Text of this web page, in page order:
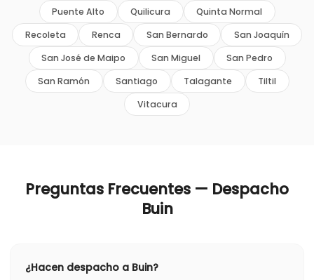
Puente Alto Quilicura
Quinta Normal
Recoleta
Renca San Bernardo
San Joaquín
San José de Maipo
San Miguel
San Pedro
San Ramón
Santiago Talagante
Tiltil
Vitacura
Preguntas Frecuentes — Despacho
Buin
¿Hacen despacho a Buin?